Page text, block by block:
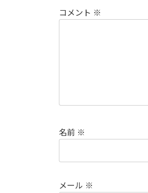
コメント ※
名前 ※
メール ※